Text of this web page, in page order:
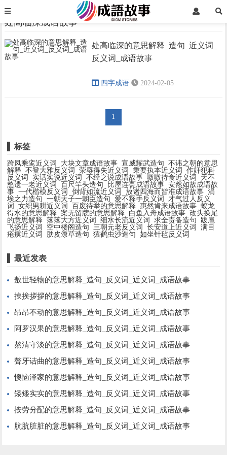
› ›
处高临深成语故事
处高临深成语故事
处高临深的意思解释_造句_近义词_
反义词_成语故事
四字成语 2024-02-05
1
标签
跨凤乘鸾近义词 大块文章成语故事 宣威耀武造句
不讳之朝的意思
解释
不登大雅反义词 荣辱得失近义词 秉要执本近义词
作奸犯科
反义词
实话实说近义词 不经之说成语故事 嗷嗷待食近义词
天不
憗遗一老近义词
百尺竿头造句 比屋连甍成语故事 安然如故成语故
事 一代楷模反义词 倒背如流近义词 放诸四海而皆准成语故事 涓
埃之力造句
一朝天子一朝臣造句 爱不释手反义词
才气过人反义
词
女织男耕近义词 百废待举的意思解释 惠然肯来成语故事 蛟龙
得水的意思解释
案无留牍的意思解释 白鱼入舟成语故事 改头换尾
的意思解释
落落大方近义词 细水长流近义词 求全责备造句
跋扈
飞扬近义词
空中楼阁造句 三朝元老反义词 长安道上近义词
满目
疮痍近义词
肤皮潦草造句 猿鹤虫沙造句 如坐针毡反义词
最近发表
敖世轻物的意思解释_造句_反义词_近义词_成语故事
挨挨拶拶的意思解释_造句_反义词_近义词_成语故事
昂昂不动的意思解释_造句_反义词_近义词_成语故事
阿罗汉果的意思解释_造句_反义词_近义词_成语故事
熬清守淡的意思解释_造句_反义词_近义词_成语故事
聱牙诘曲的意思解释_造句_反义词_近义词_成语故事
懊恼泽家的意思解释_造句_反义词_近义词_成语故事
矮矮实实的意思解释_造句_反义词_近义词_成语故事
按劳分配的意思解释_造句_反义词_近义词_成语故事
肮肮脏脏的意思解释_造句_反义词_近义词_成语故事